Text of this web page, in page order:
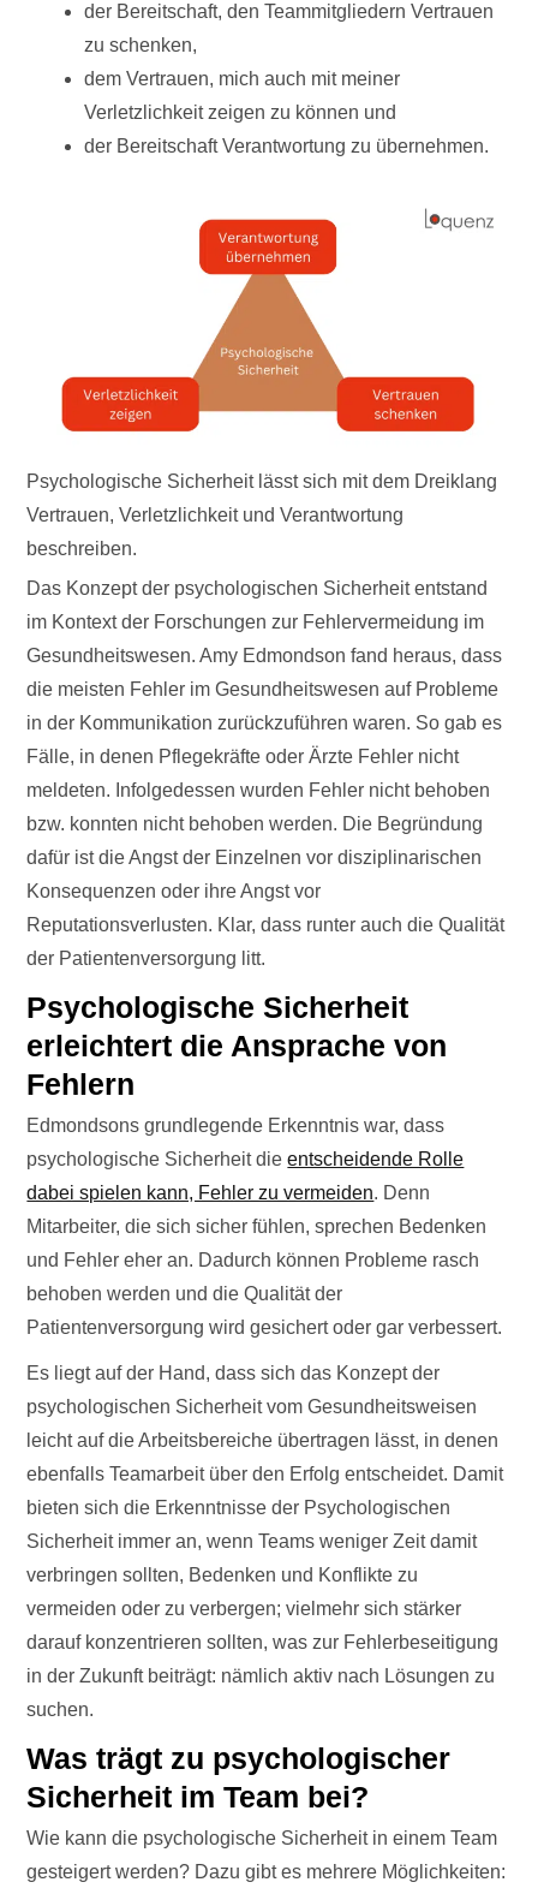
der Bereitschaft, den Teammitgliedern Vertrauen
zu schenken,
dem Vertrauen, mich auch mit meiner
Verletzlichkeit zeigen zu können und
der Bereitschaft Verantwortung zu übernehmen.
Psychologische Sicherheit lässt sich mit dem Dreiklang
Vertrauen, Verletzlichkeit und Verantwortung
beschreiben.
Das Konzept der psychologischen Sicherheit entstand
im Kontext der Forschungen zur Fehlervermeidung im
Gesundheitswesen. Amy Edmondson fand heraus, dass
die meisten Fehler im Gesundheitswesen auf Probleme
in der Kommunikation zurückzuführen waren. So gab es
Fälle, in denen Pflegekräfte oder Ärzte Fehler nicht
meldeten. Infolgedessen wurden Fehler nicht behoben
bzw. konnten nicht behoben werden. Die Begründung
dafür ist die Angst der Einzelnen vor disziplinarischen
Konsequenzen oder ihre Angst vor
Reputationsverlusten. Klar, dass runter auch die Qualität
der Patientenversorgung litt.
Psychologische Sicherheit
erleichtert die Ansprache von
Fehlern
Edmondsons grundlegende Erkenntnis war, dass
psychologische Sicherheit dieentscheidende Rolle
dabei spielen kann, Fehler zu vermeiden. Denn
Mitarbeiter, die sich sicher fühlen, sprechen Bedenken
und Fehler eher an. Dadurch können Probleme rasch
behoben werden und die Qualität der
Patientenversorgung wird gesichert oder gar verbessert.
Es liegt auf der Hand, dass sich das Konzept der
psychologischen Sicherheit vom Gesundheitsweisen
leicht auf die Arbeitsbereiche übertragen lässt, in denen
ebenfalls Teamarbeit über den Erfolg entscheidet. Damit
bieten sich die Erkenntnisse der Psychologischen
Sicherheit immer an, wenn Teams weniger Zeit damit
verbringen sollten, Bedenken und Konflikte zu
vermeiden oder zu verbergen; vielmehr sich stärker
darauf konzentrieren sollten, was zur Fehlerbeseitigung
in der Zukunft beiträgt: nämlich aktiv nach Lösungen zu
suchen.
Was trägt zu psychologischer
Sicherheit im Team bei?
Wie kann die psychologische Sicherheit in einem Team
gesteigert werden? Dazu gibt es mehrere Möglichkeiten: